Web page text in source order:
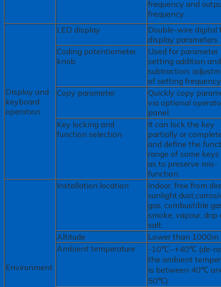
frequency and
frequency.
Display and
keyboard
operation
LED display
Double-wire digital
display parameters
Coding potentiometer
knob
Used for parameter
setting addition and
subtraction,
of setting frequency
Copy parameter
Quickly copy
via optional
panel
Key locking and
function selection
It can lock the key
partially or
and define the
range of some keys
as to preserve mis-
function.
Environment
Installation location
Indoor, free from
gas, combustible
smoke, vapour, drip
salt.
Altitude
Lower than 1000m
Ambient temperature
-10℃~+40℃ (de-
the ambient
is between 40℃
50℃)